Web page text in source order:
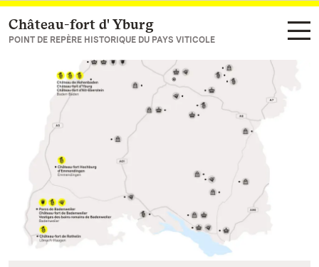
Vers la page d’accueil
Château-fort d' Yburg
POINT DE REPÈRE HISTORIQUE DU PAYS VITICOLE